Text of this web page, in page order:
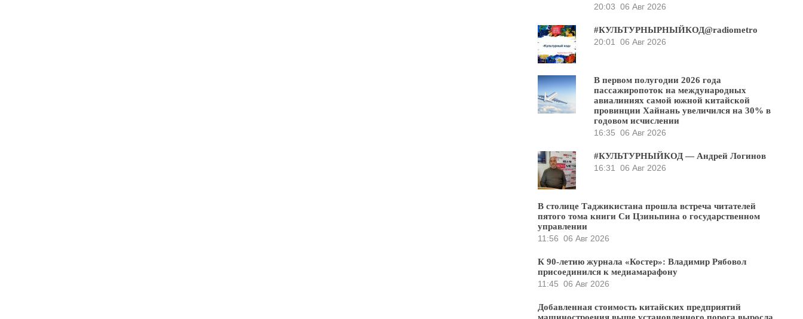
20:03 06 Авг 2026
#КУЛЬТУРНЫРНЫЙКОД@radiometro
20:01
06 Авг 2026
В первом полугодии 2026 года
пассажиропоток на международных
авиалиниях самой южной китайской
провинции Хайнань увеличился на 30% в
годовом исчислении
16:35 06 Авг 2026
#КУЛЬТУРНЫЙКОД — Андрей Логинов
16:31
06 Авг 2026
В столице Таджикистана прошла встреча читателей
пятого тома книги Си Цзиньпина о государственном
управлении
11:56 06 Авг 2026
К 90-летию журнала «Костер»: Владимир Рябовол
присоединился к медиамарафону
11:45 06 Авг 2026
Добавленная стоимость китайских предприятий
машиностроения выше установленного порога выросла